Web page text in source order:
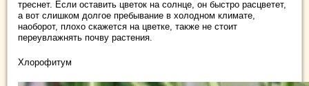
треснет. Если оставить цветок на солнце, он быстро расцветет,
а вот слишком долгое пребывание в холодном климате,
наоборот, плохо скажется на цветке, также не стоит
переувлажнять почву растения.
Хлорофитум